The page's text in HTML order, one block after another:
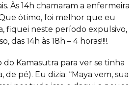
Às 14h chamaram a enfermeira
ótimo, foi melhor que eu
fiquei neste período expulsivo,
14h às 18h – 4 horas!!!!.
do Kamasutra para ver se tinha
pé). Eu dizia: “Maya vem, sua